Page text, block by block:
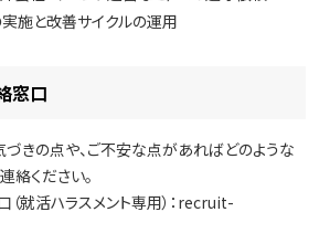
施と改善サイクルの運用
窓口
きの点や、ご不安な点があればどのような
絡ください。
就活ハラスメント専用）：recruit-